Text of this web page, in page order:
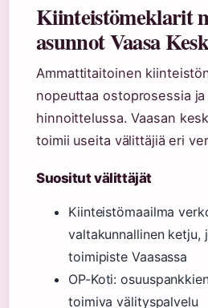
Kiinteistömeklarit
asunnot Vaasa
Ammattitaitoinen
nopeuttaa ostoprosessia ja
hinnoittelussa. Vaasan
toimii useita välittäjiä eri
Suositut välittäjät
Kiinteistömaailma
valtakunnallinen ketju,
toimipiste Vaasassa
OP-Koti:
toimiva välityspalvelu